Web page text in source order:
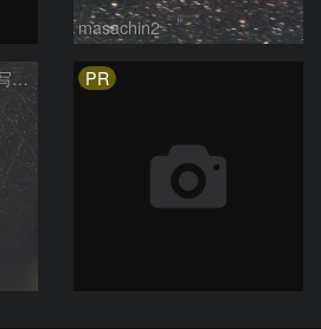
masachin2
パンスターズ彗星 連続写真 再処理 PR